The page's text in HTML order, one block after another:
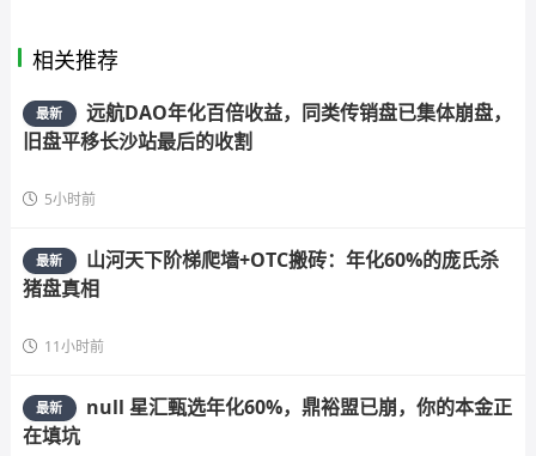
相关推荐
最新
远航DAO年化百倍收益，同类传销盘已集体崩盘，
旧盘平移长沙站最后的收割
5小时前
最新
山河天下阶梯爬墙+OTC搬砖：年化60%的庞氏杀
猪盘真相
11小时前
最新
null 星汇甄选年化60%，鼎裕盟已崩，你的本金正
在填坑